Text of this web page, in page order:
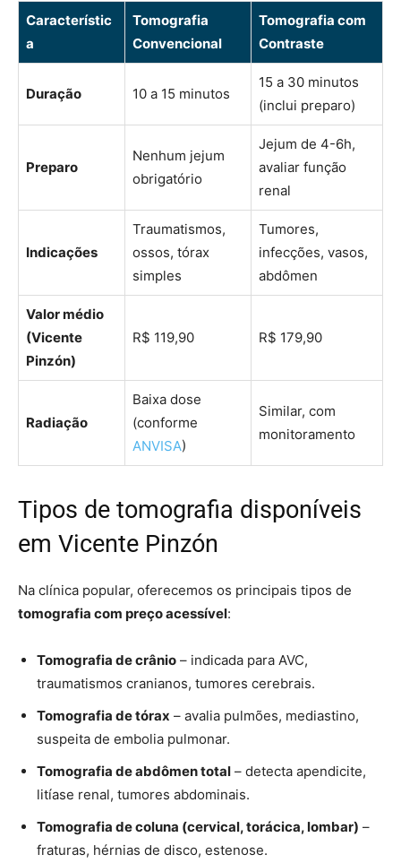
Característic
a
Tomografia
Convencional
Tomografia com
Contraste
Duração 10 a 15 minutos
15 a 30 minutos
(inclui preparo)
Preparo
Nenhum jejum
obrigatório
Jejum de 4-6h,
avaliar função
renal
Indicações
Traumatismos,
ossos, tórax
simples
Tumores,
infecções, vasos,
abdômen
Valor médio
(Vicente
Pinzón)
R$ 119,90 R$ 179,90
Radiação
Baixa dose
(conforme
ANVISA)
Similar, com
monitoramento
Tipos de tomografia disponíveis
em Vicente Pinzón
Na clínica popular, oferecemos os principais tipos de
tomografia com preço acessível:
Tomografia de crânio – indicada para AVC,
traumatismos cranianos, tumores cerebrais.
Tomografia de tórax – avalia pulmões, mediastino,
suspeita de embolia pulmonar.
Tomografia de abdômen total – detecta apendicite,
litíase renal, tumores abdominais.
Tomografia de coluna (cervical, torácica, lombar) –
fraturas, hérnias de disco, estenose.